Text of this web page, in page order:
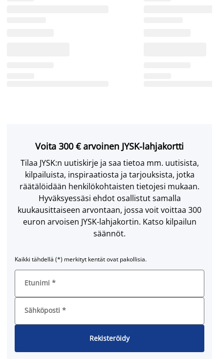
Voita 300 € arvoinen JYSK-lahjakortti
Tilaa JYSK:n uutiskirje ja saa tietoa mm. uutisista,
kilpailuista, inspiraatiosta ja tarjouksista, jotka
räätälöidään henkilökohtaisten tietojesi mukaan.
Hyväksyessäsi ehdot osallistut samalla
kuukausittaiseen arvontaan, jossa voit voittaa 300
euron arvoisen JYSK-lahjakortin. Katso kilpailun
säännöt.
Kaikki tähdellä (*) merkityt kentät ovat pakollisia.
Etunimi *
Sähköposti *
Rekisteröidy